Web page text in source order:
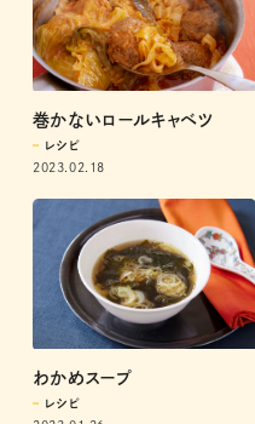
巻かないロールキャベツ
レシピ
2023.02.18
わかめスープ
レシピ